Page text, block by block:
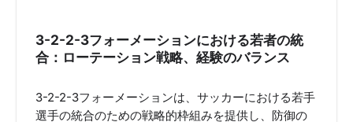
3-2-2-3フォーメーションにおける若者の統
合：ローテーション戦略、経験のバランス
3-2-2-3フォーメーションは、サッカーにおける若手
選手の統合のための戦略的枠組みを提供し、防御の